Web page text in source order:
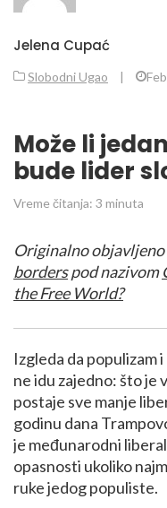
Jelena Cupać
Slobodni Ugao |
Može li
bude lider
Vreme čitanja: 3 minuta
Originalno objavljeno
borderspod nazivom
the Free World?
Izgleda da populizam
ne idu zajedno: što je
postaje sve manje
godinu dana
je međunarodni
opasnosti ukoliko
ruke jedog populiste.